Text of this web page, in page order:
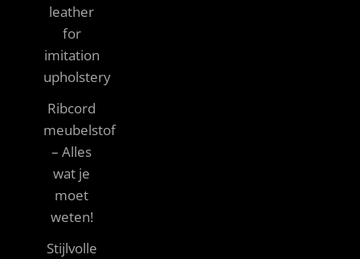
leather
for
imitation
upholstery
Ribcord
meubelstof
– Alles
wat je
moet
weten!
Stijlvolle